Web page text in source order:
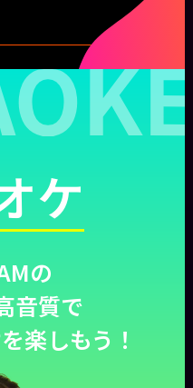
ケ
の
音質で
楽しもう！